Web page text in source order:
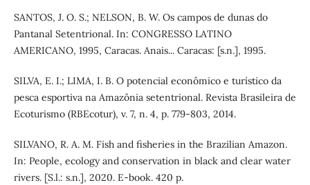
SANTOS, J. O. S.; NELSON, B. W. Os campos de dunas do
Pantanal Setentrional. In: CONGRESSO LATINO
AMERICANO, 1995, Caracas. Anais... Caracas: [s.n.], 1995.
SILVA, E. I.; LIMA, I. B. O potencial econômico e turístico da
pesca esportiva na Amazônia setentrional. Revista Brasileira de
Ecoturismo (RBEcotur), v. 7, n. 4, p. 779-803, 2014.
SILVANO, R. A. M. Fish and fisheries in the Brazilian Amazon.
In: People, ecology and conservation in black and clear water
rivers. [S.l.: s.n.], 2020. E-book. 420 p.